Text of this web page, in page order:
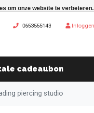
om onze website te verbeteren.
0653555143 Inloggen
cadeaubon
piercing studio